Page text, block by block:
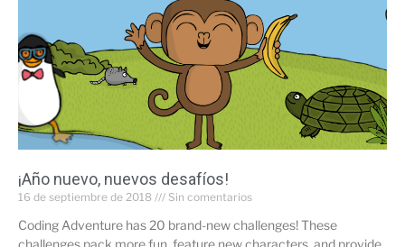
¡Año nuevo, nuevos desafíos!
16 de septiembre de 2018 Sin comentarios
Coding Adventure has 20 brand-new challenges! These
challenges pack more fun, feature new characters, and provide